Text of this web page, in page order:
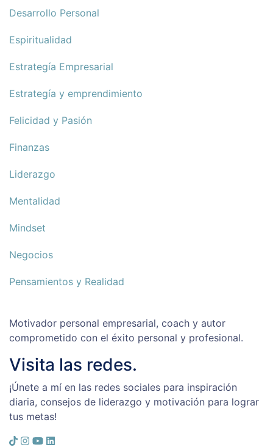
Desarrollo Personal
Espiritualidad
Estrategía Empresarial
Estrategía y emprendimiento
Felicidad y Pasión
Finanzas
Liderazgo
Mentalidad
Mindset
Negocios
Pensamientos y Realidad
Motivador personal empresarial, coach y autor
comprometido con el éxito personal y profesional.
Visita las redes.
¡Únete a mí en las redes sociales para inspiración
diaria, consejos de liderazgo y motivación para lograr
tus metas!